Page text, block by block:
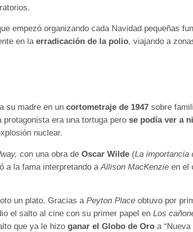
empezó organizando cada Navidad pequeñas
en la erradicación de la polio, viajando a
su madre en un cortometraje de 1947 sobre
protagonista era una tortuga pero se podía ver a
nuclear.
con una obra de Oscar Wilde (La importancia
a la fama interpretando a Allison MacKenzie en el
un plato. Gracias a Peyton Place obtuvo por
el salto al cine con su primer papel en Los
que ya le hizo ganar el Globo de Oro a